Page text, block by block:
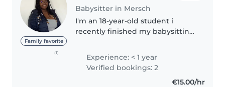
Family favorite
(1)
Babysitter in Mersch
I'm an 18-year-old student i
recently finished my babysitting
experience caring for children of
all ages, from babies to grade-
schoolers. I'm multilingual,..
Experience: < 1 year
Verified bookings: 2
€15.00/hr